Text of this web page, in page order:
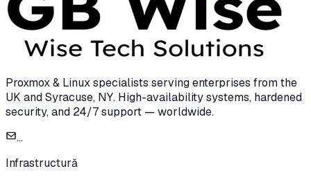
Proxmox & Linux specialists serving enterprises from the
UK and Syracuse, NY. High-availability systems, hardened
security, and 24/7 support — worldwide.
...
Infrastructură